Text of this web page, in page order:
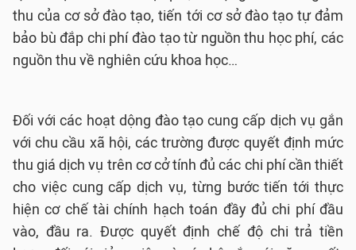
thu của cơ sở đào tạo, tiến tới cơ sở đào tạo tự đảm
bảo bù đắp chi phí đào tạo từ nguồn thu học phí, các
nguồn thu về nghiên cứu khoa học…
Đối với các hoạt dộng đào tạo cung cấp dịch vụ gắn
với chu cầu xã hội, các trường được quyết định mức
thu giá dịch vụ trên cơ cở tính đủ các chi phí cần thiết
cho việc cung cấp dịch vụ, từng bước tiến tới thực
hiện cơ chế tài chính hạch toán đầy đủ chi phí đầu
vào, đầu ra. Được quyết định chế độ chi trả tiền